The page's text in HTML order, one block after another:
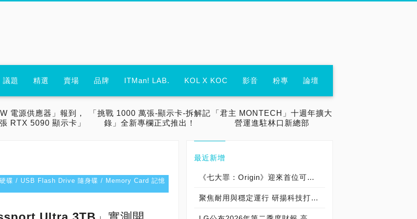
議題 精選 賣場 品牌 ITMan! LAB. KOL X KOC 影音 粉專 論壇
電源供應器」報到，
RTX 5090 顯示卡」
「挑戰 1000 萬張-顯示卡-拆解記
錄」全新專欄正式推出！
「君主 MONTECH」十週年擴大
營運進駐林口新總部
碟 / USB Flash Drive 隨身碟 / Memory Card 記憶
最近新增
《七大罪：Origin》迎來首位可遊玩十誡角色「德里艾利」
聚焦耐用與穩定運行 研揚科技打造新一代 COM Express Type 6 模組